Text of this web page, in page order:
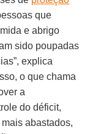
que
e abrigo
sido poupadas
explica
o que chama
a
do déficit,
abastados,